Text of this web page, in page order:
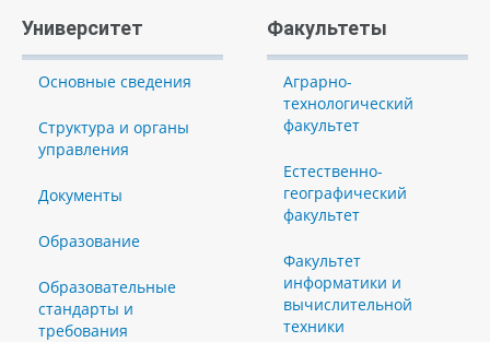
Университет
Основные сведения
Структура и органы
управления
Документы
Образование
Образовательные
стандарты и
требования
Факультеты
Аграрно-
технологический
факультет
Естественно-
географический
факультет
Факультет
информатики и
вычислительной
техники